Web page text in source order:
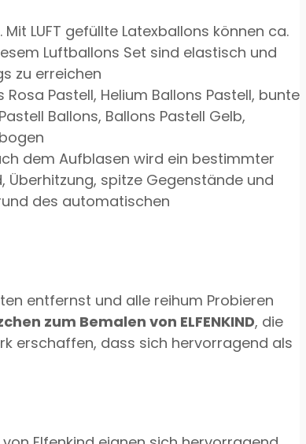
Mit LUFT gefüllte Latexballons können ca.
Luftballons Set sind elastisch und
zu erreichen
Pastell, Helium Ballons Pastell, bunte
Ballons, Ballons Pastell Gelb,
dem Aufblasen wird ein bestimmter
Überhitzung, spitze Gegenstände und
des automatischen
entfernst und alle reihum Probieren
zum Bemalen von ELFENKIND, die
erschaffen, dass sich hervorragend als